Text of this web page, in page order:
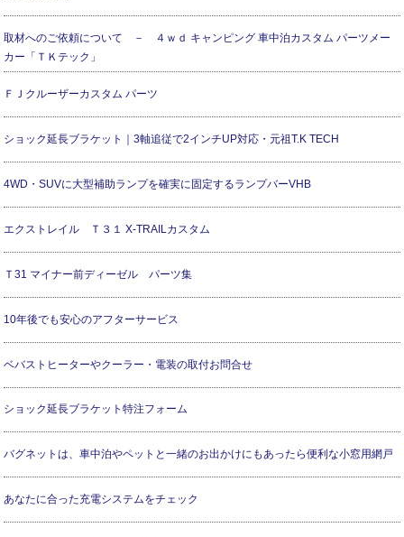
取材へのご依頼について － ４ｗｄ キャンピング 車中泊カスタム パーツメー
カー「ＴＫテック」
ＦＪクルーザーカスタム パーツ
ショック延長ブラケット｜3軸追従で2インチUP対応・元祖T.K TECH
4WD・SUVに大型補助ランプを確実に固定するランプバーVHB
エクストレイル Ｔ３１ X-TRAILカスタム
Ｔ31 マイナー前ディーゼル パーツ集
10年後でも安心のアフターサービス
ベバストヒーターやクーラー・電装の取付お問合せ
ショック延長ブラケット特注フォーム
バグネットは、車中泊やペットと一緒のお出かけにもあったら便利な小窓用網戸
あなたに合った充電システムをチェック